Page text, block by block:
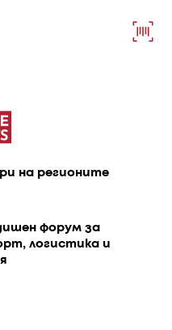
на регионите
форум за
логистика и